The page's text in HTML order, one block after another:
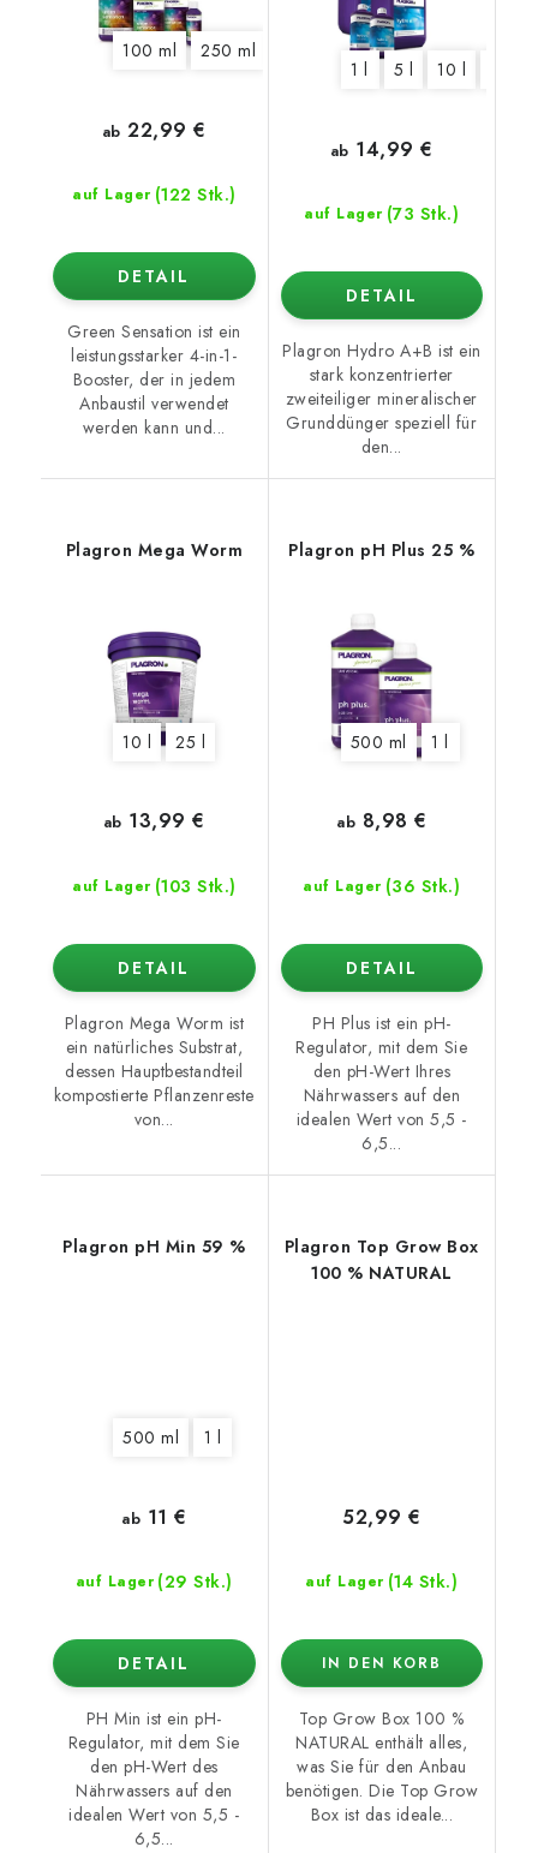
100 ml 250 ml 1 l 5 l
auf Lager (122 Stk.)
ab 22,99 €
DETAIL
Green Sensation ist ein
leistungsstarker 4-in-1-
Booster, der in jedem
Anbaustil verwendet
werden kann und...
1 l 5 l 10 l
auf Lager (73 Stk.)
ab 14,99 €
DETAIL
Plagron Hydro A+B ist ein
stark konzentrierter
zweiteiliger mineralischer
Grunddünger speziell für
den...
Plagron Mega Worm
10 l 25 l
auf Lager (103 Stk.)
ab 13,99 €
DETAIL
Plagron Mega Worm ist
ein natürliches Substrat,
dessen Hauptbestandteil
kompostierte Pflanzenreste
von...
Plagron pH Plus 25 %
500 ml 1 l
auf Lager (36 Stk.)
ab 8,98 €
DETAIL
PH Plus ist ein pH-
Regulator, mit dem Sie
den pH-Wert Ihres
Nährwassers auf den
idealen Wert von 5,5 -
6,5...
Plagron pH Min 59 %
500 ml 1 l
auf Lager (29 Stk.)
ab 11 €
DETAIL
PH Min ist ein pH-
Regulator, mit dem Sie
den pH-Wert des
Nährwassers auf den
idealen Wert von 5,5 -
6,5...
Plagron Top Grow Box
100 % NATURAL
auf Lager (14 Stk.)
52,99 €
IN DEN KORB
Top Grow Box 100 %
NATURAL enthält alles,
was Sie für den Anbau
benötigen. Die Top Grow
Box ist das ideale...